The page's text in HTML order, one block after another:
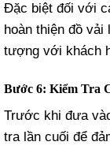
Đặc biệt đối với
hoàn thiện đồ vải
tượng với khách
Bước 6: Kiểm Tra
Trước khi đưa
tra lần cuối để